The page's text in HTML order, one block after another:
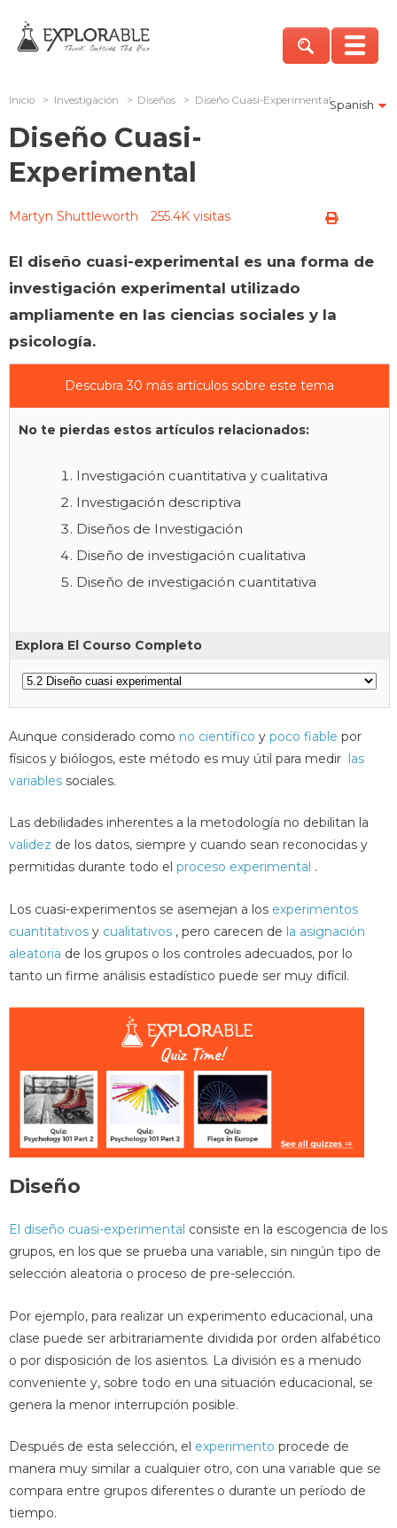
Spanish
Inicio > Investigación > Diseños > Diseño Cuasi-Experimental
Diseño Cuasi-
Experimental
Martyn Shuttleworth 255.4K visitas
El diseño cuasi-experimental es una forma de
investigación experimental utilizado
ampliamente en las ciencias sociales y la
psicología.
Descubra 30 más artículos sobre este tema
No te pierdas estos artículos relacionados:
Investigación cuantitativa y cualitativa
Investigación descriptiva
Diseños de Investigación
Diseño de investigación cualitativa
Diseño de investigación cuantitativa
Explora El Courso Completo
Aunque considerado como no científico y poco fiable por
físicos y biólogos, este método es muy útil para medir las
variables sociales.
Las debilidades inherentes a la metodología no debilitan la
validez de los datos, siempre y cuando sean reconocidas y
permitidas durante todo el proceso experimental .
Los cuasi-experimentos se asemejan a los experimentos
cuantitativos y cualitativos , pero carecen de la asignación
aleatoria de los grupos o los controles adecuados, por lo
tanto un firme análisis estadístico puede ser muy difícil.
Diseño
El diseño cuasi-experimental consiste en la escogencia de los
grupos, en los que se prueba una variable, sin ningún tipo de
selección aleatoria o proceso de pre-selección.
Por ejemplo, para realizar un experimento educacional, una
clase puede ser arbitrariamente dividida por orden alfabético
o por disposición de los asientos. La división es a menudo
conveniente y, sobre todo en una situación educacional, se
genera la menor interrupción posible.
Después de esta selección, el experimento procede de
manera muy similar a cualquier otro, con una variable que se
compara entre grupos diferentes o durante un período de
tiempo.